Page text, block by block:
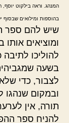
המנהג. וראה בילקוט יוסף,
בהוספות ומילואים
שיש להם ספר
ומוציאים
להוליכו
בשעה
לצבור, כדי
ובמקום
תורה, אין
להניח ספר